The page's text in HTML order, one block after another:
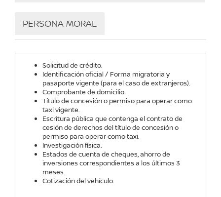
PERSONA MORAL
Solicitud de crédito.
Identificación oficial / Forma migratoria y
pasaporte vigente (para el caso de extranjeros).
Comprobante de domicilio.
Título de concesión o permiso para operar como
taxi vigente.
Escritura pública que contenga el contrato de
cesión de derechos del título de concesión o
permiso para operar como taxi.
Investigación física.
Estados de cuenta de cheques, ahorro de
inversiones correspondientes a los últimos 3
meses.
Cotización del vehículo.